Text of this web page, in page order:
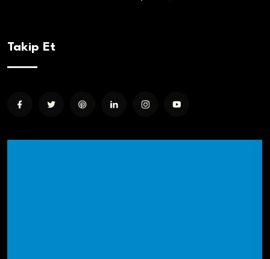
Takip Et